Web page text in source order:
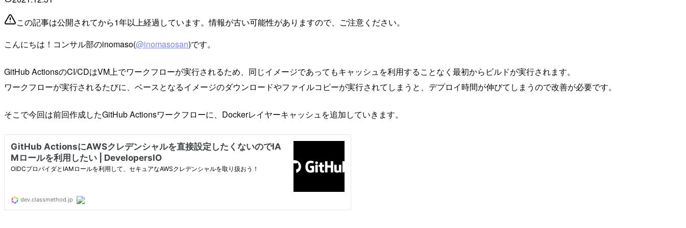
この記事は公開されてから1年以上経過しています。情報が古い可能性がありますので、ご注意ください。
こんにちは！コンサル部のinomaso(@inomasosan)です。
GitHub ActionsのCI/CDはVM上でワークフローが実行されるため、同じイメージであってもキャッシュを利用することなく最初からビルドが実行されます。
ワークフローが実行されるたびに、ベースとなるイメージのダウンロードやファイルコピーが実行されてしまうと、デプロイ時間が伸びてしまうので改善が必要です。
そこで今回は前回作成したGitHub Actionsワークフローに、Dockerレイヤーキャッシュを追加していきます。